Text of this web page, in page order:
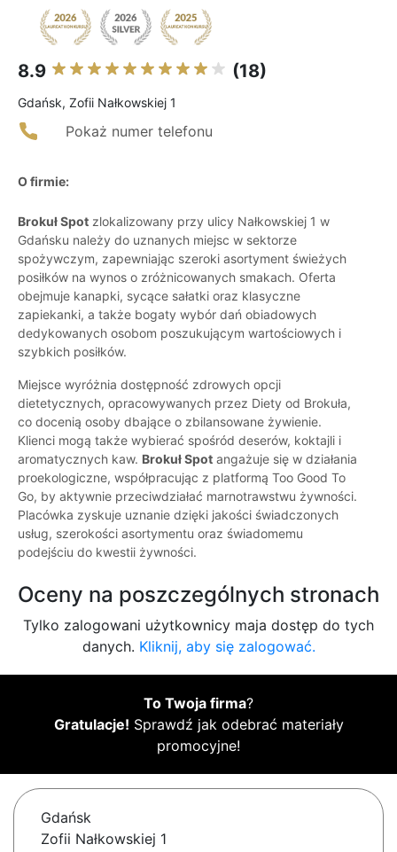
8.9 (18)
Gdańsk, Zofii Nałkowskiej 1
Pokaż numer telefonu
O firmie:
Brokuł Spot zlokalizowany przy ulicy Nałkowskiej 1 w
Gdańsku należy do uznanych miejsc w sektorze
spożywczym, zapewniając szeroki asortyment świeżych
posiłków na wynos o zróżnicowanych smakach. Oferta
obejmuje kanapki, sycące sałatki oraz klasyczne
zapiekanki, a także bogaty wybór dań obiadowych
dedykowanych osobom poszukującym wartościowych i
szybkich posiłków.
Miejsce wyróżnia dostępność zdrowych opcji
dietetycznych, opracowywanych przez Diety od Brokuła,
co docenią osoby dbające o zbilansowane żywienie.
Klienci mogą także wybierać spośród deserów, koktajli i
aromatycznych kaw. Brokuł Spot angażuje się w działania
proekologiczne, współpracując z platformą Too Good To
Go, by aktywnie przeciwdziałać marnotrawstwu żywności.
Placówka zyskuje uznanie dzięki jakości świadczonych
usług, szerokości asortymentu oraz świadomemu
podejściu do kwestii żywności.
Oceny na poszczególnych stronach
Tylko zalogowani użytkownicy maja dostęp do tych
danych. Kliknij, aby się zalogować.
To Twoja firma?
Gratulacje! Sprawdź jak odebrać materiały
promocyjne!
Gdańsk
Zofii Nałkowskiej 1